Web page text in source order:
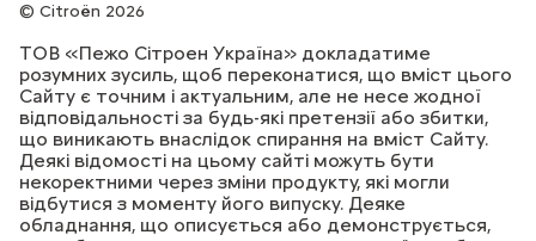
Citroën 2026
ТОВ «Пежо Сітроен Україна» докладатиме
розумних зусиль, щоб переконатися, що вміст цього
Сайту є точним і актуальним, але не несе жодної
відповідальності за будь-які претензії або збитки,
що виникають внаслідок спирання на вміст Сайту.
Деякі відомості на цьому сайті можуть бути
некоректними через зміни продукту, які могли
відбутися з моменту його випуску. Деяке
обладнання, що описується або демонструється,